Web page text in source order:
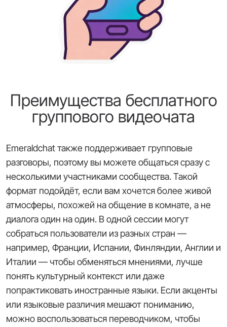
Преимущества бесплатного
группового видеочата
Emeraldchat также поддерживает групповые
разговоры, поэтому вы можете общаться сразу с
несколькими участниками сообщества. Такой
формат подойдёт, если вам хочется более живой
атмосферы, похожей на общение в комнате, а не
диалога один на один. В одной сессии могут
собраться пользователи из разных стран —
например, Франции, Испании, Финляндии, Англии и
Италии — чтобы обменяться мнениями, лучше
понять культурный контекст или даже
попрактиковать иностранные языки. Если акценты
или языковые различия мешают пониманию,
можно воспользоваться переводчиком, чтобы